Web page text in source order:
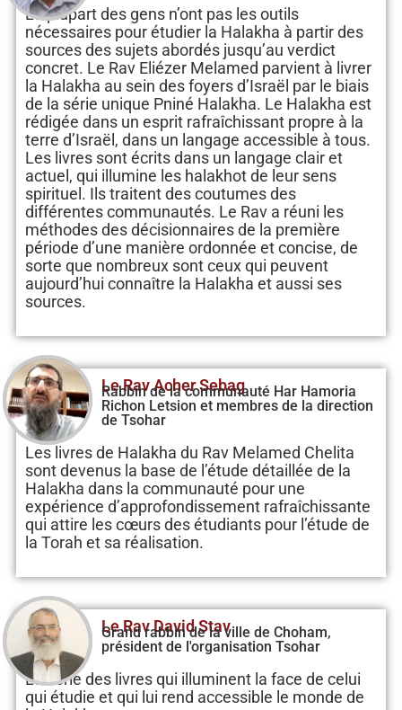
La plupart des gens n’ont pas les outils
nécessaires pour étudier la Halakha à partir des
sources des sujets abordés jusqu’au verdict
concret. Le Rav Eliézer Melamed parvient à livrer
la Halakha au sein des foyers d’Israël par le biais
de la série unique Pniné Halakha. Le Halakha est
rédigée dans un esprit rafraîchissant propre à la
terre d’Israël, dans un langage accessible à tous.
Les livres sont écrits dans un langage clair et
actuel, qui illumine les halakhot de leur sens
spirituel. Ils traitent des coutumes des
différentes communautés. Le Rav a réuni les
méthodes des décisionnaires de la première
période d’une manière ordonnée et concise, de
sorte que nombreux sont ceux qui peuvent
aujourd’hui connaître la Halakha et aussi ses
sources.
Le Rav Acher Sebag
Rabbin de la communauté Har Hamoria
Richon Letsion et membres de la direction
de Tsohar
Les livres de Halakha du Rav Melamed Chelita
sont devenus la base de l’étude détaillée de la
Halakha dans la communauté pour une
expérience d’approfondissement rafraîchissante
qui attire les cœurs des étudiants pour l’étude de
la Torah et sa réalisation.
Le Rav David Stav
Grand rabbin de la ville de Choham,
président de l'organisation Tsohar
La série des livres qui illuminent la face de celui
qui étudie et qui lui rend accessible le monde de